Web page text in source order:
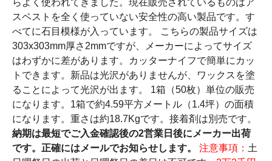
らよく使われてきました。現在販売されているものはア
スベストを全く使っていない安全性の高い製品です。す
べてに石目模様が入っています。 こちらの製品サイズは
303x303mm厚さ2mmですが、メーカーによってサイズ
はわずかに差があります。カッターナイフで簡単にカッ
トできます。新品は光沢がありませんが、ワックスを塗
ることによって光沢が出ます。 1箱（50枚）単位の販売
になります。1箱で約4.59平方メートル（1.4坪）の面積
になります。重さは約18.7Kgです。接着剤は別売です。
納期は最短でご入金確認後の2営業日後にメーカー出荷
です。正確にはメールでお知らせします。
注意事項： 土